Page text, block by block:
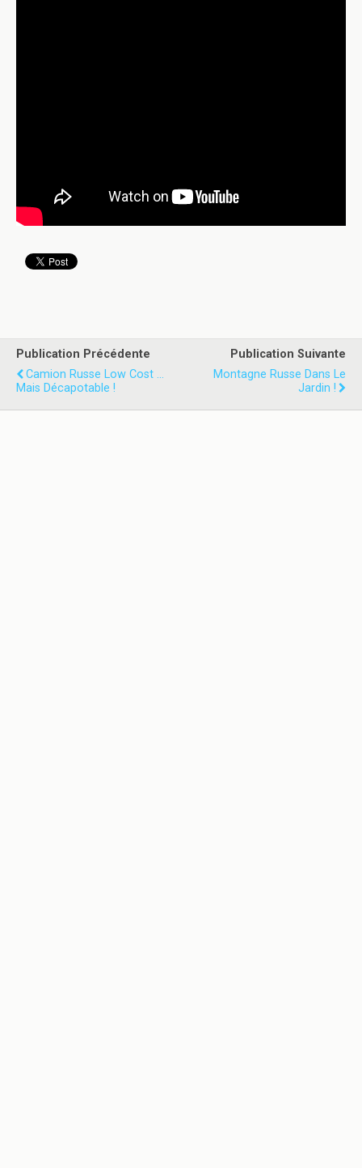
Publication Précédente
Camion Russe Low Cost ...
Mais Décapotable !
Publication Suivante
Montagne Russe Dans Le
Jardin !